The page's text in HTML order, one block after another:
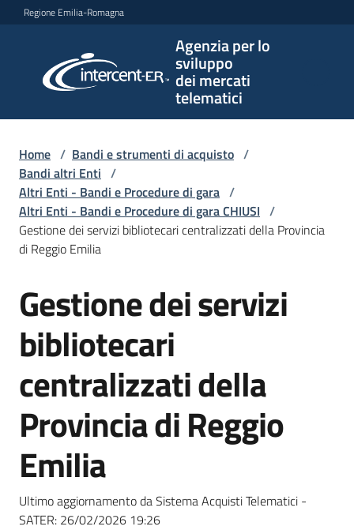
Vai al contenuto
Vai alla navigazione
Vai al footer
Regione Emilia-Romagna
Agenzia per lo
sviluppo
dei mercati
telematici
per lo
sviluppo
telematici
L'Agenzia
Bandi
e
di
Supporto
telematiche
Home / Bandi e strumenti di acquisto /
Bandi altri Enti /
Altri Enti - Bandi e Procedure di gara /
Altri Enti - Bandi e Procedure di gara CHIUSI /
Gestione dei servizi bibliotecari centralizzati della Provincia
di Reggio Emilia
Salta al contenuto
Gestione dei servizi
bibliotecari
centralizzati della
Provincia di Reggio
Emilia
Ultimo aggiornamento da Sistema Acquisti Telematici -
SATER: 26/02/2026 19:26